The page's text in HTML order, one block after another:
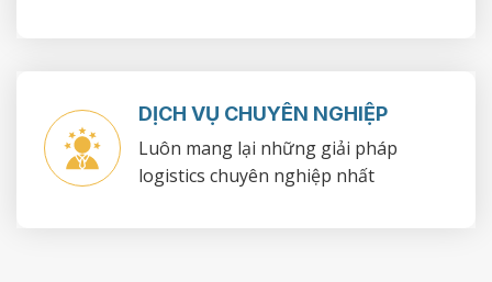
DỊCH VỤ CHUYÊN NGHIỆP
Luôn mang lại những giải pháp
logistics chuyên nghiệp nhất